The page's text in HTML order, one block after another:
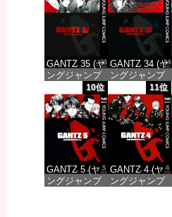
価格：¥647 価格：¥617
GANTZ 35 (ヤ
ングジャンプ
コミックス
DIGITAL)
価格：¥647
GANTZ 34 (ヤ
ングジャンプ
コミックス
DIGITAL)
価格：¥647
10位
GANTZ 5 (ヤ
ングジャンプ
11位
GANTZ 4 (ヤ
ングジャンプ